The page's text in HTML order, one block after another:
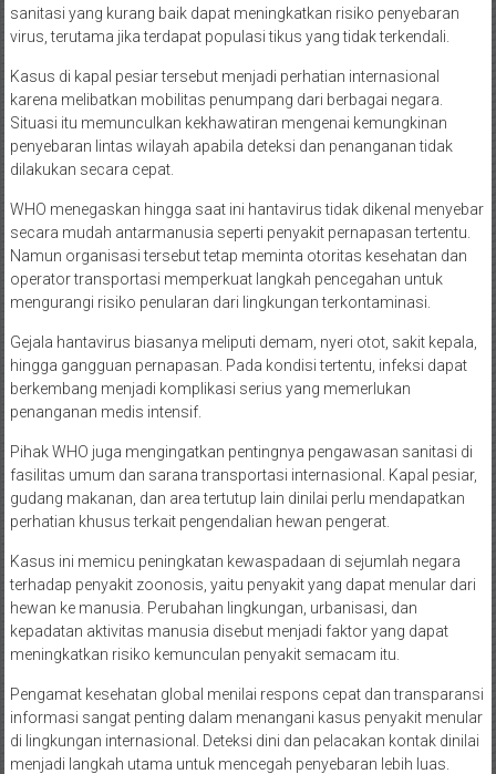
sanitasi yang kurang baik dapat meningkatkan risiko penyebaran
virus, terutama jika terdapat populasi tikus yang tidak terkendali.
Kasus di kapal pesiar tersebut menjadi perhatian internasional
karena melibatkan mobilitas penumpang dari berbagai negara.
Situasi itu memunculkan kekhawatiran mengenai kemungkinan
penyebaran lintas wilayah apabila deteksi dan penanganan tidak
dilakukan secara cepat.
WHO menegaskan hingga saat ini hantavirus tidak dikenal menyebar
secara mudah antarmanusia seperti penyakit pernapasan tertentu.
Namun organisasi tersebut tetap meminta otoritas kesehatan dan
operator transportasi memperkuat langkah pencegahan untuk
mengurangi risiko penularan dari lingkungan terkontaminasi.
Gejala hantavirus biasanya meliputi demam, nyeri otot, sakit kepala,
hingga gangguan pernapasan. Pada kondisi tertentu, infeksi dapat
berkembang menjadi komplikasi serius yang memerlukan
penanganan medis intensif.
Pihak WHO juga mengingatkan pentingnya pengawasan sanitasi di
fasilitas umum dan sarana transportasi internasional. Kapal pesiar,
gudang makanan, dan area tertutup lain dinilai perlu mendapatkan
perhatian khusus terkait pengendalian hewan pengerat.
Kasus ini memicu peningkatan kewaspadaan di sejumlah negara
terhadap penyakit zoonosis, yaitu penyakit yang dapat menular dari
hewan ke manusia. Perubahan lingkungan, urbanisasi, dan
kepadatan aktivitas manusia disebut menjadi faktor yang dapat
meningkatkan risiko kemunculan penyakit semacam itu.
Pengamat kesehatan global menilai respons cepat dan transparansi
informasi sangat penting dalam menangani kasus penyakit menular
di lingkungan internasional. Deteksi dini dan pelacakan kontak dinilai
menjadi langkah utama untuk mencegah penyebaran lebih luas.